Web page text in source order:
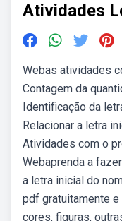
Atividades
Webas atividades
Contagem da
Identificação da
Relacionar a letra
Atividades com o
Webaprenda a
a letra inicial do
pdf gratuitamente
cores, figuras,